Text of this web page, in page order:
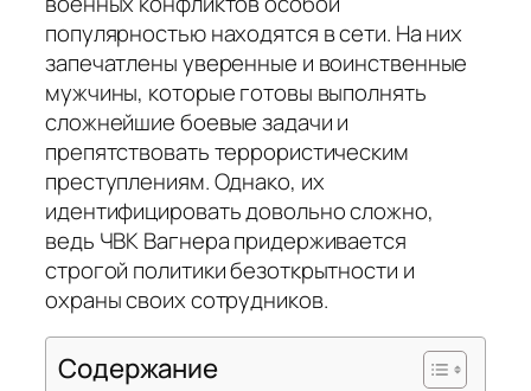
популярностью находятся в сети. На них
запечатлены уверенные и воинственные
мужчины, которые готовы выполнять
сложнейшие боевые задачи и
препятствовать террористическим
преступлениям. Однако, их
идентифицировать довольно сложно,
ведь ЧВК Вагнера придерживается
строгой политики безоткрытности и
охраны своих сотрудников.
Содержание